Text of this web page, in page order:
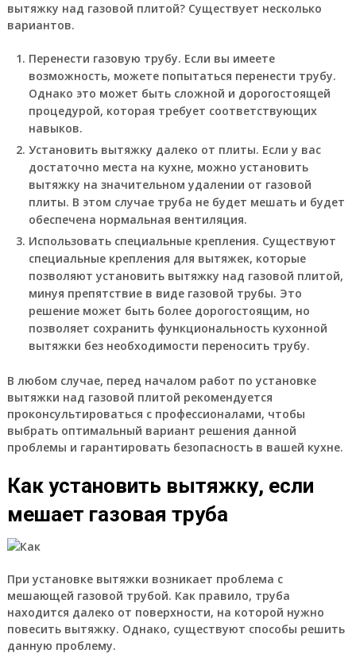
вытяжку над газовой плитой? Существует несколько
вариантов.
Перенести газовую трубу. Если вы имеете
возможность, можете попытаться перенести трубу.
Однако это может быть сложной и дорогостоящей
процедурой, которая требует соответствующих
навыков.
Установить вытяжку далеко от плиты. Если у вас
достаточно места на кухне, можно установить
вытяжку на значительном удалении от газовой
плиты. В этом случае труба не будет мешать и будет
обеспечена нормальная вентиляция.
Использовать специальные крепления. Существуют
специальные крепления для вытяжек, которые
позволяют установить вытяжку над газовой плитой,
минуя препятствие в виде газовой трубы. Это
решение может быть более дорогостоящим, но
позволяет сохранить функциональность кухонной
вытяжки без необходимости переносить трубу.
В любом случае, перед началом работ по установке
вытяжки над газовой плитой рекомендуется
проконсультироваться с профессионалами, чтобы
выбрать оптимальный вариант решения данной
проблемы и гарантировать безопасность в вашей кухне.
Как установить вытяжку, если
мешает газовая труба
При установке вытяжки возникает проблема с
мешающей газовой трубой. Как правило, труба
находится далеко от поверхности, на которой нужно
повесить вытяжку. Однако, существуют способы решить
данную проблему.